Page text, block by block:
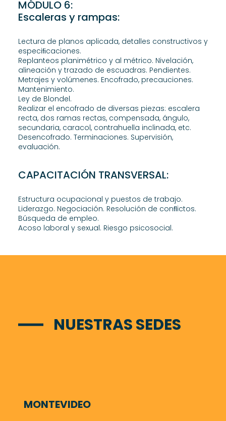
MÓDULO 6:
Escaleras y rampas:
Lectura de planos aplicada, detalles constructivos y
especiﬁcaciones.
Replanteos planimétrico y al métrico. Nivelación,
alineación y trazado de escuadras. Pendientes.
Metrajes y volúmenes. Encofrado, precauciones.
Mantenimiento.
Ley de Blondel.
Realizar el encofrado de diversas piezas: escalera
recta, dos ramas rectas, compensada, ángulo,
secundaria, caracol, contrahuella inclinada, etc.
Desencofrado. Terminaciones. Supervisión,
evaluación.
CAPACITACIÓN TRANSVERSAL:
Estructura ocupacional y puestos de trabajo.
Liderazgo. Negociación. Resolución de conﬂictos.
Búsqueda de empleo.
Acoso laboral y sexual. Riesgo psicosocial.
NUESTRAS SEDES
MONTEVIDEO